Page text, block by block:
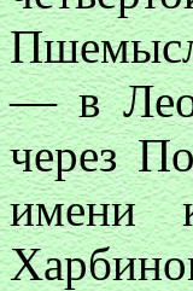
— в
через
имени